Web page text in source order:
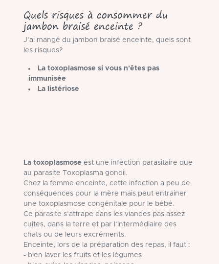
Quels risques à consommer du
jambon braisé enceinte ?
J’ai mangé du jambon braisé enceinte, quels sont
les risques?
La toxoplasmose si vous n'êtes pas
immunisée
La listériose
La toxoplasmose est une infection parasitaire due
au parasite Toxoplasma gondii.
Chez la femme enceinte, cette infection a peu de
conséquences pour la mère mais peut entrainer
une toxoplasmose congénitale pour le bébé.
Ce parasite s’attrape dans les viandes pas assez
cuites, dans la terre et par l’intermédiaire des
chats ou de leurs excréments.
Enceinte, lors de la préparation des repas, il faut :
- bien laver les fruits et les légumes